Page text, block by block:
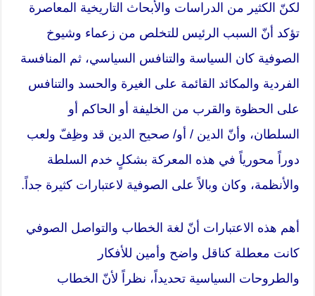
لكنّ الكثير من الدراسات والأبحاث التاريخية المعاصرة
تؤكد أنّ السبب الرئيس للتخلص من زعماء وشيوخ
الصوفية كان السياسة والتنافس السياسي، ثم المنافسة
الفردية والمكائد القائمة على الغيرة والحسد والتنافس
على الحظوة والقرب من الخليفة أو الحاكم أو
السلطان، وأنّ الدين / أو/ صحيح الدين قد وظِفّ ولعب
دوراً محورياً في هذه المعركة بشكلٍ خدم السلطة
والأنظمة، وكان وبالاً على الصوفية لاعتبارات كثيرة جداً.
أهم هذه الاعتبارات أنّ لغة الخطاب والتواصل الصوفي
كانت معطلة كناقل واضح وأمين للأفكار
والطروحات السياسيةتحديداً، نظراً لأنّ الخطاب